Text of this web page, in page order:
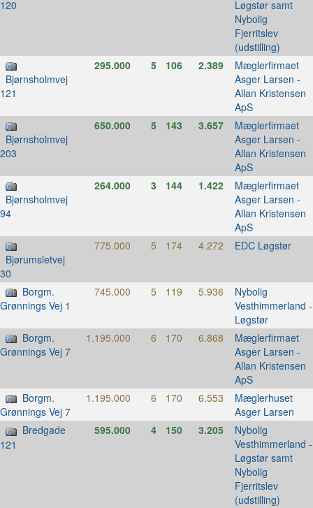
120
Løgstør samt
Nybolig
Fjerritslev
(udstilling)
Bjørnsholmvej
121
295.000 5 106 2.389 Mæglerfirmaet
Asger Larsen -
Allan Kristensen
ApS
Bjørnsholmvej
203
650.000 5 143 3.657 Mæglerfirmaet
Asger Larsen -
Allan Kristensen
ApS
Bjørnsholmvej
94
264.000 3 144 1.422 Mæglerfirmaet
Asger Larsen -
Allan Kristensen
ApS
Bjørumsletvej
30
775.000 5 174 4.272 EDC Løgstør
Borgm.
Grønnings Vej 1
745.000 5 119 5.936 Nybolig
Vesthimmerland -
Løgstør
Borgm.
Grønnings Vej 7
1.195.000 6 170 6.868 Mæglerfirmaet
Asger Larsen -
Allan Kristensen
ApS
Borgm.
Grønnings Vej 7
1.195.000 6 170 6.553 Mæglerhuset
Asger Larsen
Bredgade
121
595.000 4 150 3.205 Nybolig
Vesthimmerland -
Løgstør samt
Nybolig
Fjerritslev
(udstilling)